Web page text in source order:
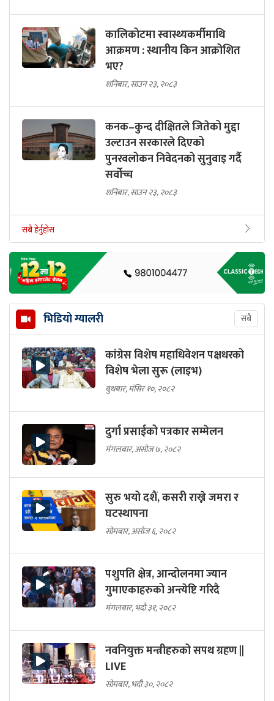
कालिकोटमा स्वास्थ्यकर्मीमाथि
आक्रमण : स्थानीय किन आक्रोशित
भए?
शनिबार, साउन २३, २०८३
कनक–कुन्द दीक्षितले जितेको मुद्दा
उल्टाउन सरकारले दिएको
पुनरवलोकन निवेदनको सुनुवाइ गर्दै
सर्वोच्च
शनिबार, साउन २३, २०८३
सबै हेर्नुहोस
भिडियो ग्यालरी सबै
कांग्रेस विशेष महाधिवेशन पक्षधरको
विशेष भेला सुरू (लाइभ)
बुधबार, मंसिर १०, २०८२
दुर्गा प्रसाईको पत्रकार सम्मेलन
मंगलबार, असोज ७, २०८२
सुरु भयो दशैं, कसरी राख्ने जमरा र
घटस्थापना
सोमबार, असोज ६, २०८२
पशुपति क्षेत्र, आन्दोलनमा ज्यान
गुमाएकाहरुको अन्त्येष्टि गरिदै
मंगलबार, भदौ ३१, २०८२
नवनियुक्त मन्त्रीहरुको सपथ ग्रहण ||
LIVE
सोमबार, भदौ ३०, २०८२